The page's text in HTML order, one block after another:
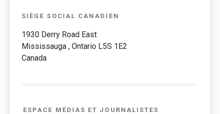
SIÈGE SOCIAL CANADIEN
1930 Derry Road East
Mississauga , Ontario L5S 1E2
Canada
ESPACE MÉDIAS ET JOURNALISTES